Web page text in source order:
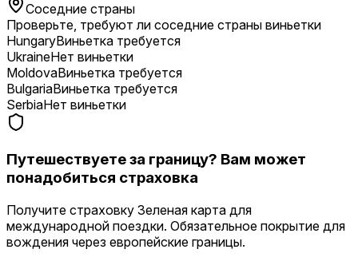
Соседние страны
Проверьте, требуют ли соседние страны виньетки
HungaryВиньетка требуется
UkraineНет виньетки
MoldovaВиньетка требуется
BulgariaВиньетка требуется
SerbiaНет виньетки
Путешествуете за границу? Вам может
понадобиться страховка
Получите страховку Зеленая карта для
международной поездки. Обязательное покрытие для
вождения через европейские границы.